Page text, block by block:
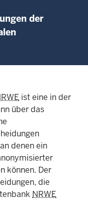
der
ist eine in der
über das
denen ein
können. Der
die
NRWE